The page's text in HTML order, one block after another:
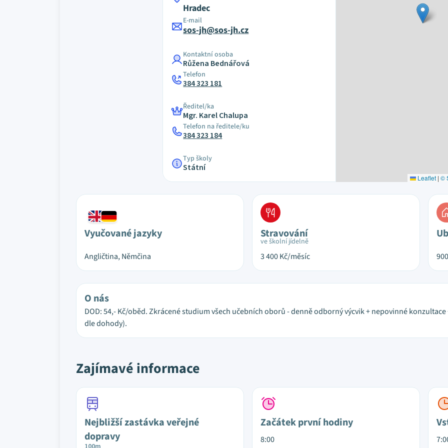
Hradec
E-mail
sos-jh@sos-jh.cz
Kontaktní osoba
Růžena Bednářová
Telefon
384 323 181
Ředitel/ka
Mgr. Karel Chalupa
Telefon na ředitele/ku
384 323 184
Typ školy
Státní
Leaflet | ©
Vyučované jazyky
Angličtina, Němčina
Stravování
ve školní jídelně
3 400Kč/měsíc
O nás
DOD: 54,- Kč/oběd. Zkrácené studium všech učebních oborů - denně odborný výcvik + nepovinné
dle dohody).
Zajímavé informace
Nejbližší zastávka veřejné
dopravy
Začátek první hodiny
8:00